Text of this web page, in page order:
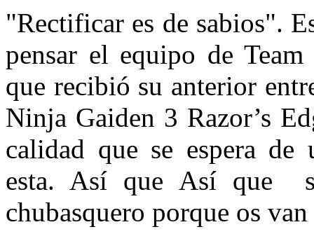
"Rectificar es de sabios".
pensar el equipo de
que recibió su anterior
Ninja Gaiden 3 Razor’s
calidad que se espera de
esta. Así que Así que
chubasquero porque os